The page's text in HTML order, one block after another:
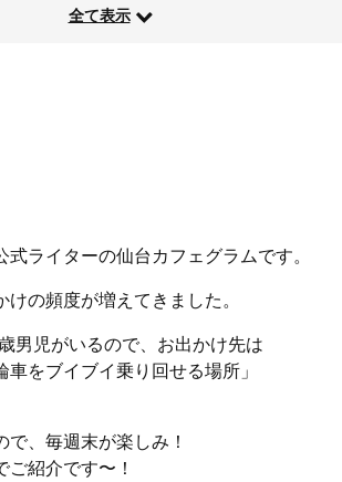
全て表示
ライターの仙台カフェグラムです。
の頻度が増えてきました。
男児がいるので、お出かけ先は
をブイブイ乗り回せる場所」
、毎週末が楽しみ！
紹介です〜！